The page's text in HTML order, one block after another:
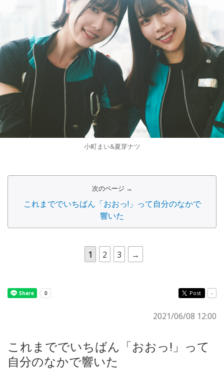
小町まい&夏芽ナツ
次のページ →
これまででいちばん「おおっ!」って自分のなかで
響いた
1 2 3 →
Post -
2021/06/08 12:00
これまででいちばん「おおっ!」って
自分のなかで響いた